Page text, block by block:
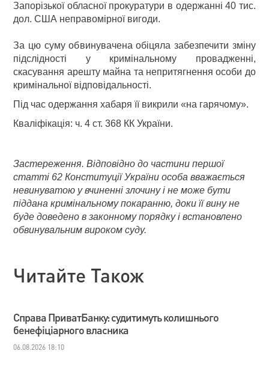
Запорізької обласної прокуратури в одержанні 40 тис.
дол. США неправомірної вигоди.
За цю суму обвинувачена обіцяла забезпечити зміну
підслідності у кримінальному провадженні,
скасування арешту майна та непритягнення особи до
кримінальної відповідальності.
Під час одержання хабаря її викрили «на гарячому».
Кваліфікація: ч. 4 ст. 368 КК України.
Застереження. Відповідно до частини першої
статті 62 Конституції України особа вважається
невинуватою у вчиненні злочину і не може бути
піддана кримінальному покаранню, доки її вину не
буде доведено в законному порядку і встановлено
обвинувальним вироком суду.
Читайте Також
Справа ПриватБанку: судитимуть колишнього
бенефіціарного власника
06.08.2026 18:10